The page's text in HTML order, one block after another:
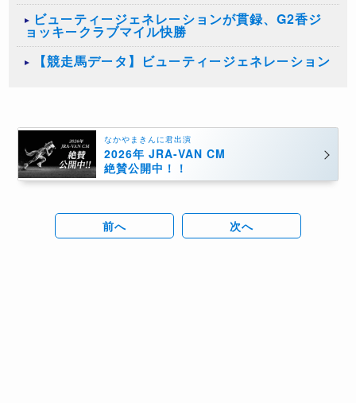
ビューティージェネレーションが貫録、G2香ジ
ョッキークラブマイル快勝
【競走馬データ】ビューティージェネレーション
なかやまきんに君出演
2026年 JRA-VAN CM
絶賛公開中！！
前へ 次へ